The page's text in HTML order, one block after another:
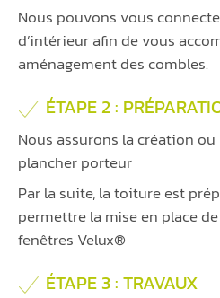
Nous pouvons vous
d’intérieur afin de vous
aménagement des combles.
ÉTAPE 2 :
Nous assurons la création
plancher porteur
Par la suite, la toiture est
permettre la mise en place
fenêtres Velux®
ÉTAPE 3 : TRAVAUX